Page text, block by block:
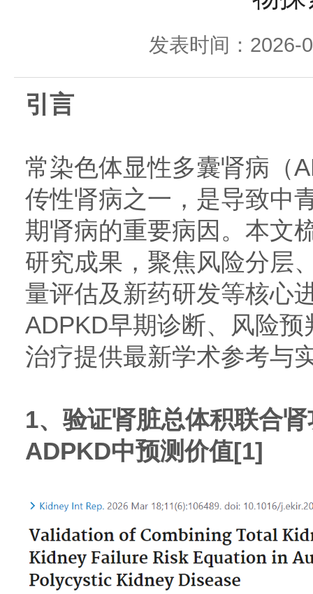
发表时间：2026-
引言
常染色体显性多囊肾病（
传性肾病之一，是导致中
期肾病的重要病因。本文
研究成果，聚焦风险分层
量评估及新药研发等核心
ADPKD早期诊断、风险
治疗提供最新学术参考与
1、验证肾脏总体积联合
ADPKD中预测价值[1]